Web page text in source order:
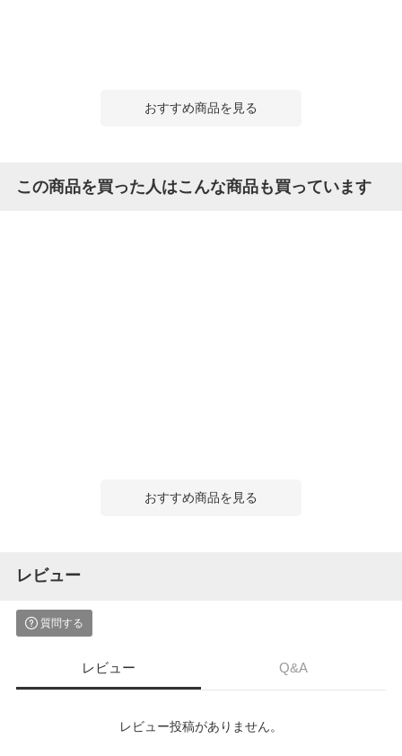
おすすめ商品を見る
この商品を買った人はこんな商品も買っています
おすすめ商品を見る
レビュー
質問する
レビュー Q&A
レビュー投稿がありません。